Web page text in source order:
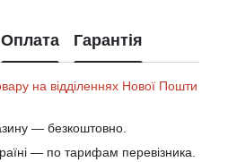
Оплата Гарантія
на відділеннях Нової Пошти
— безкоштовно.
— по тарифам перевізника.